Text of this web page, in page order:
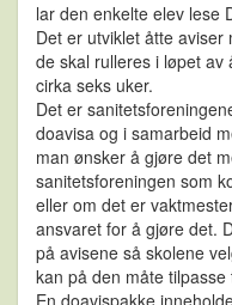
lar den enkelte elev lese
Det er utviklet åtte
de skal rulleres i løpet
cirka seks uker.
Det er
doavisa og i samarbeid
man ønsker å gjøre det
sanitetsforeningen som
eller om det er
ansvaret for å gjøre det.
på avisene så skolene
kan på den måte